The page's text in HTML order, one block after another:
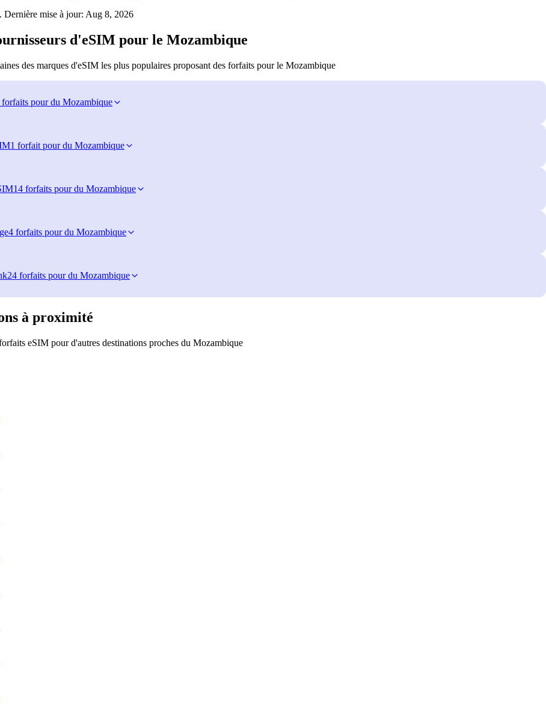
Dernière mise à jour: Aug 8, 2026
d'eSIM pour le Mozambique
des marques d'eSIM les plus populaires proposant des forfaits pour le Mozambique
forfaits pour du Mozambique
1 forfait pour du Mozambique
14 forfaits pour du Mozambique
4 forfaits pour du Mozambique
24 forfaits pour du Mozambique
à proximité
eSIM pour d'autres destinations proches du Mozambique